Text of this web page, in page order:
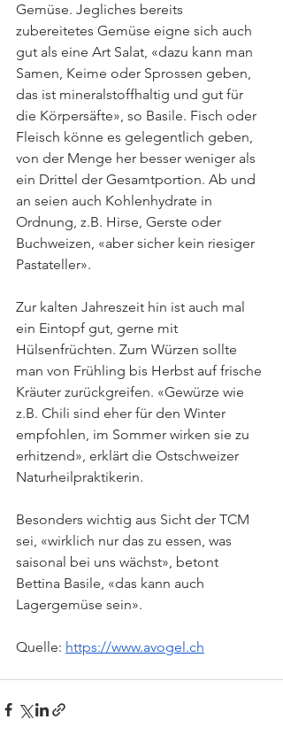
Gemüse. Jegliches bereits
zubereitetes Gemüse eigne sich auch
gut als eine Art Salat, «dazu kann man
Samen, Keime oder Sprossen geben,
das ist mineralstoffhaltig und gut für
die Körpersäfte», so Basile. Fisch oder
Fleisch könne es gelegentlich geben,
von der Menge her besser weniger als
ein Drittel der Gesamtportion. Ab und
an seien auch Kohlenhydrate in
Ordnung, z.B. Hirse, Gerste oder
Buchweizen, «aber sicher kein riesiger
Pastateller».
Zur kalten Jahreszeit hin ist auch mal
ein Eintopf gut, gerne mit
Hülsenfrüchten. Zum Würzen sollte
man von Frühling bis Herbst auf frische
Kräuter zurückgreifen. «Gewürze wie
z.B. Chili sind eher für den Winter
empfohlen, im Sommer wirken sie zu
erhitzend», erklärt die Ostschweizer
Naturheilpraktikerin.
Besonders wichtig aus Sicht der TCM
sei, «wirklich nur das zu essen, was
saisonal bei uns wächst», betont
Bettina Basile, «das kann auch
Lagergemüse sein».
Quelle: https://www.avogel.ch